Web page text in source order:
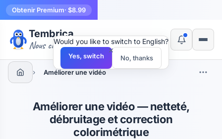
Obtenir Premium· $8.99
Tembrica
Nous créons des outils
› Améliorer une vidéo
Améliorer une vidéo — netteté,
débruitage et correction
colorimétrique
×
Would you like to switch to English?
Yes, switch No, thanks